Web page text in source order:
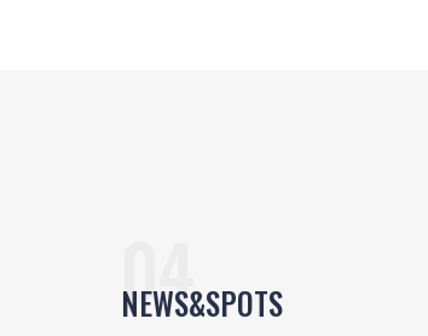
NEWS&SPOTS